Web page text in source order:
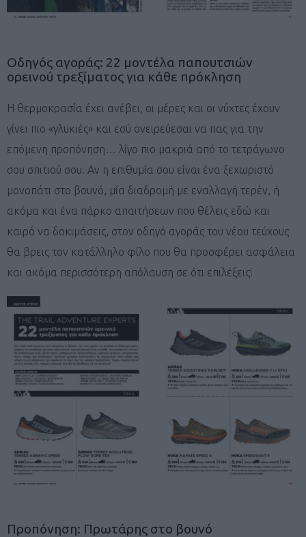
Οδηγός αγοράς: 22 μοντέλα παπουτσιών
ορεινού τρεξίματος για κάθε πρόκληση
Η θερμοκρασία έχει ανέβει, οι μέρες και οι νύχτες έχουν
γίνει πιο «γλυκιές» και εσύ ονειρεύεσαι να πας για την
επόμενη προπόνηση… λίγο πιο μακριά από το τετράγωνο
σου σπιτιού σου. Αν η επιθυμία σου είναι ένα ξεχωριστό
μονοπάτι στο βουνό, μία διαδρομή με εναλλαγή τερέν, ή
ακόμα και ένα πάρκο απαιτήσεων που θέλεις εδώ και
καιρό να δοκιμάσεις, στον οδηγό αγοράς του νέου τεύχους
θα βρεις τον κατάλληλο φίλο που θα προσφέρει ασφάλεια
και ακόμα περισσότερη απόλαυση σε ότι επιλέξεις!
Προπόνηση: Πρωτάρης στο βουνό